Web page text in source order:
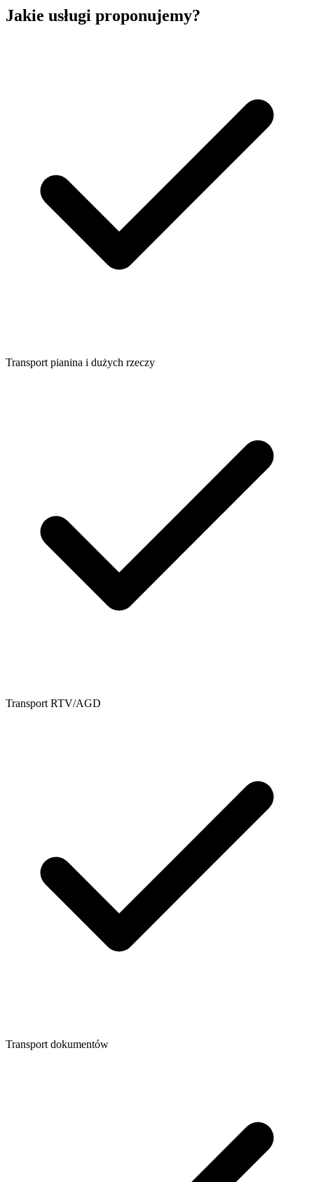
Jakie usługi proponujemy?
Transport pianina i dużych rzeczy
Transport RTV/AGD
Transport dokumentów